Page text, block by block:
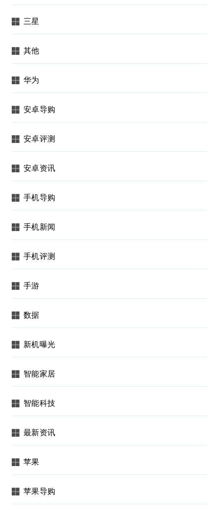
三星
其他
华为
安卓导购
安卓评测
安卓资讯
手机导购
手机新闻
手机评测
手游
数据
新机曝光
智能家居
智能科技
最新资讯
苹果
苹果导购